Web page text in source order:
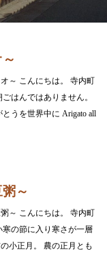
～ こんにちは。 寺内町
はんではありません。
うを世界中に Arigato all
～
～ こんにちは。 寺内町
の節に入り寒さが一層
小正月。 農の正月とも